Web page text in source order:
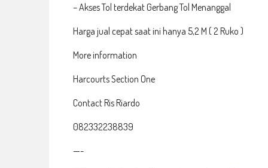
– Akses Tol terdekat Gerbang Tol Menanggal
Harga jual cepat saat ini hanya 5,2 M ( 2 Ruko )
More information
Harcourts Section One
Contact Ris Riardo
082332238839
—-